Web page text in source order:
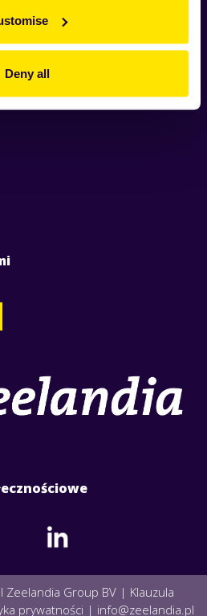
Deny all
Zeelandia Group BV | Klauzula
prywatności | info@zeelandia.pl